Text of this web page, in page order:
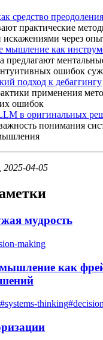
средство
практические
через
мышление как
ошибок
подход к дебаггингу
применения
ошибок
в оригинальных
понимания
04-05
мудрость
making
как
#systems-thinking#